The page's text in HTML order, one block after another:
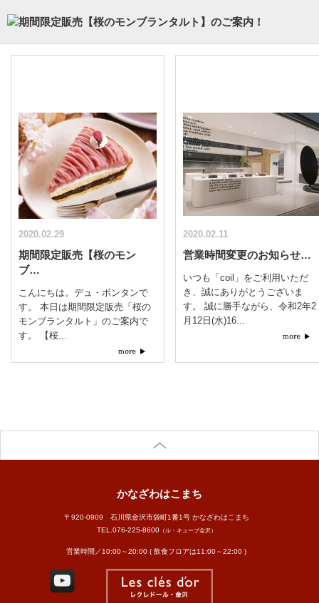
2020.02.29
期間限定販売【桜のモン
ブ…
こんにちは。デュ・ボンタンで
す。 本日は期間限定販売「桜の
モンブランタルト」のご案内で
す。 【桜...
2020.02.11
営業時間変更のお知らせ…
いつも「coil」をご利用いただ
き、誠にありがとうございま
す。 誠に勝手ながら、令和2年2
月12日(水)16...
かなざわはこまち
〒920-0909 石川県金沢市袋町1番1号 かなざわはこまち
TEL. 076-225-8600（ル・キューブ金沢）
営業時間／10:00～20:00 ( 飲食フロアは11:00～22:00 )